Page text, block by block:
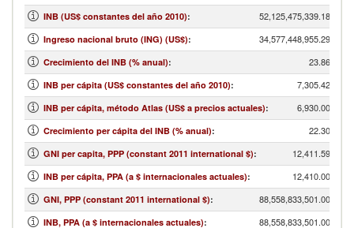
INB (US$ constantes del año 2010): 52,125,475,339.18
Ingreso nacional bruto (ING) (US$): 34,577,448,955.29
Crecimiento del INB (% anual): 23.86
INB per cápita (US$ constantes del año 2010): 7,305.42
INB per cápita, método Atlas (US$ a precios actuales): 6,930.00
Crecimiento per cápita del INB (% anual): 22.30
GNI per capita, PPP (constant 2011 international $): 12,411.59
INB per cápita, PPA (a $ internacionales actuales): 12,410.00
GNI, PPP (constant 2011 international $): 88,558,833,501.00
INB, PPA (a $ internacionales actuales): 88,558,833,501.00